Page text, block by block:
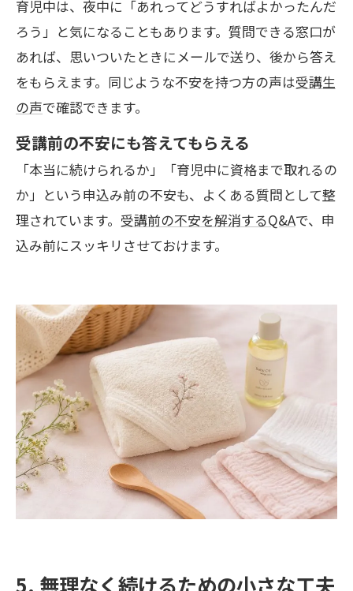
育児中は、夜中に「あれってどうすればよかったんだ
ろう」と気になることもあります。質問できる窓口が
あれば、思いついたときにメールで送り、後から答え
をもらえます。同じような不安を持つ方の声は受講生
の声で確認できます。
受講前の不安にも答えてもらえる
「本当に続けられるか」「育児中に資格まで取れるの
か」という申込み前の不安も、よくある質問として整
理されています。 受講前の不安を解消するQ&Aで、申
込み前にスッキリさせておけます。
5. 無理なく続けるための小さな工夫